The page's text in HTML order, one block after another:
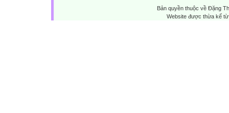
Bản quyền thuộc về Đặng
Website được thừa kế